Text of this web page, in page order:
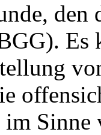
den
). Es
im